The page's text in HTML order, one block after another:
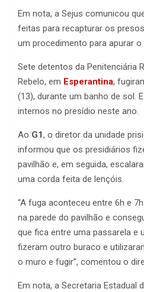
Em nota, a Sejus comunicou
feitas para recapturar os
um procedimento para apurar o
Sete detentos da Penitenciária
Rebelo, em Esperantina,
(13), durante um banho de sol.
internos no presídio neste ano.
Ao G1, o diretor da unidade
informou que os presidiários
pavilhão e, em seguida,
uma corda feita de lençóis.
“A fuga aconteceu entre 6h e
na parede do pavilhão e
que fica entre uma passarela e
fizeram outro buraco e
o muro e fugir”, comentou o
Em nota, a Secretaria Estadual